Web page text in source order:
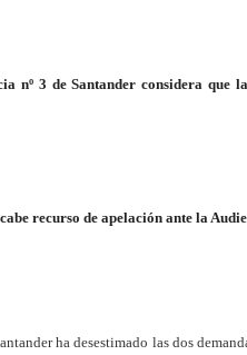
3 de Santander considera que
recurso de apelación ante la
ha desestimado las dos